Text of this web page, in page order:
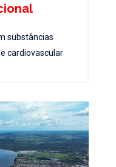
substâncias
cardiovascular